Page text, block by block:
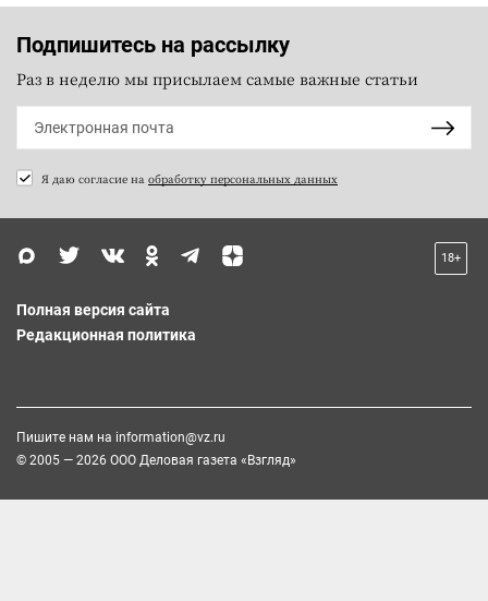
Подпишитесь на рассылку
Раз в неделю мы присылаем самые важные статьи
Я даю согласие на обработку персональных данных
18+
Полная версия сайта
Редакционная политика
Пишите нам на information@vz.ru
© 2005 — 2026 ООО Деловая газета «Взгляд»